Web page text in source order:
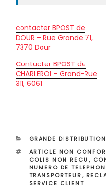
contacter BPOST de
DOUR – Rue Grande 71,
7370 Dour
Contacter BPOST de
CHARLEROI – Grand-Rue
311, 6061
CATÉGORIES
GRANDE DISTRIBUTION
ÉTIQUETTES
ARTICLE NON
COLIS NON RECU,
NUMERO DE
TRANSPORTEUR,
SERVICE CLIENT